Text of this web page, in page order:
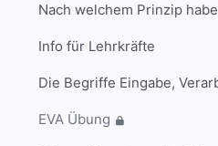
Info für Lehrkräfte
EVA Übung